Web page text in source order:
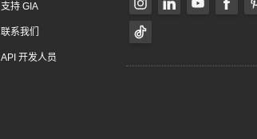
支持 GIA
联系我们
API 开发人员